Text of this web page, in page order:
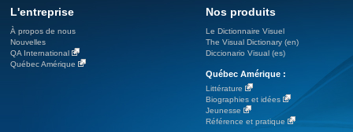
L'entreprise
À propos de nous
Nouvelles
QA International
Québec Amérique
Nos produits
Le Dictionnaire Visuel
The Visual Dictionary (en)
Diccionario Visual (es)
Québec Amérique :
Littérature
Biographies et idées
Jeunesse
Référence et pratique